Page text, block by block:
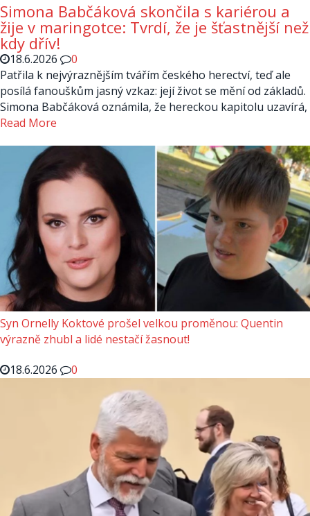
Simona Babčáková skončila s kariérou a
žije v maringotce: Tvrdí, že je šťastnější než
kdy dřív!
18.6.2026
0
Patřila k nejvýraznějším tvářím českého herectví, teď ale
posílá fanouškům jasný vzkaz: její život se mění od základů.
Simona Babčáková oznámila, že hereckou kapitolu uzavírá,
Read More
Syn Ornelly Koktové prošel velkou proměnou: Quentin
výrazně zhubl a lidé nestačí žasnout!
18.6.2026
0